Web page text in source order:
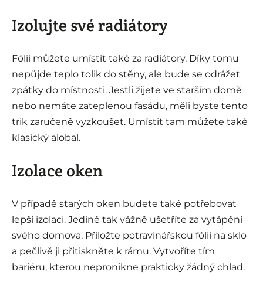
Izolujte své radiátory
Fólii můžete umístit také za radiátory. Díky tomu
nepůjde teplo tolik do stěny, ale bude se odrážet
zpátky do místnosti. Jestli žijete ve starším domě
nebo nemáte zateplenou fasádu, měli byste tento
trik zaručeně vyzkoušet. Umístit tam můžete také
klasický alobal.
Izolace oken
V případě starých oken budete také potřebovat
lepší izolaci. Jedině tak vážně ušetříte za vytápění
svého domova. Přiložte potravinářskou fólii na sklo
a pečlivě ji přitiskněte k rámu. Vytvoříte tím
bariéru, kterou nepronikne prakticky žádný chlad.